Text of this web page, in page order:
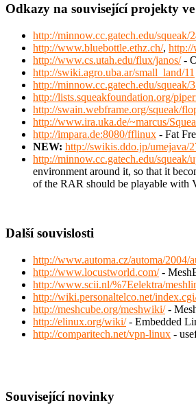
Odkazy na související projekty ve
http://minnow.cc.gatech.edu/squeak/
http://www.bluebottle.ethz.ch/, http://
http://www.cs.utah.edu/flux/janos/-
http://swiki.agro.uba.ar/small_land/11
http://minnow.cc.gatech.edu/squeak/
http://lists.squeakfoundation.org/
http://swain.webframe.org/squeak/
http://www.ira.uka.de/~marcus/
http://impara.de:8080/fflinux - Fat
NEW: http://swikis.ddo.jp/umejava/
http://minnow.cc.gatech.edu/squeak/
environment around it, so that it
of the RAR should be playable with
Další souvislosti
http://www.automa.cz/automa/2004/
http://www.locustworld.com/-
http://www.scii.nl/%7Eelektra/
http://wiki.personaltelco.net/
http://meshcube.org/meshwiki/-
http://elinux.org/wiki/- Embedded
http://comparitech.net/vpn-linux -
Související novinky